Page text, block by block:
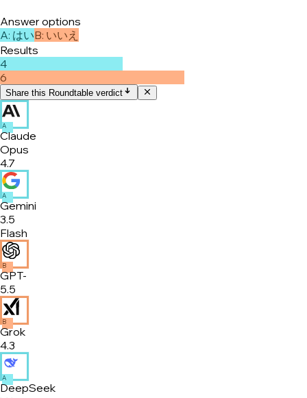
Answer options
A: はいB: いいえ
Results
4
6
Share this Roundtable verdict
A
Claude
Opus
4.7
A
Gemini
3.5
Flash
B
GPT-
5.5
B
Grok
4.3
A
DeepSeek